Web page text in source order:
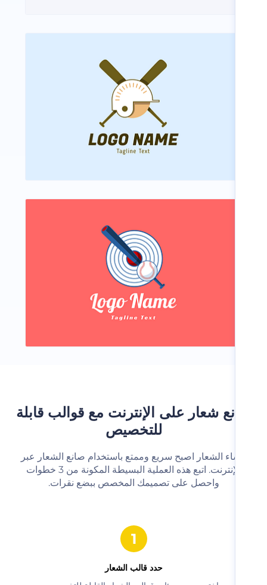
شعار على الإنترنت مع قوالب قابلة
للتخصيص
الشعار اصبح سريع وممتع باستخدام صانع الشعار عبر
الإنترنت. اتبع هذه العملية البسيطة المكونة من 3 خطوات
واحصل على تصميمك المخصص ببضع نقرات.‬
حدد قالب الشعار